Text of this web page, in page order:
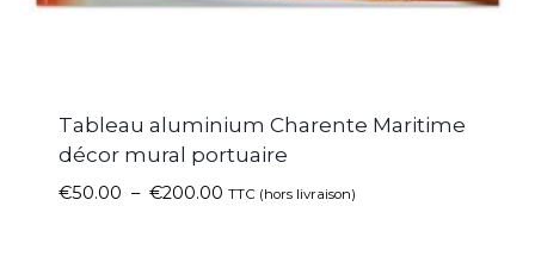
Tableau aluminium Charente Maritime
décor mural portuaire
€50.00 – €200.00 TTC (hors livraison)